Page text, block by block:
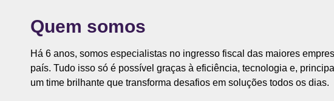
Quem somos
Há 6 anos, somos especialistas no ingresso fiscal das maiores
país. Tudo isso só é possível graças à eficiência, tecnologia e,
um time brilhante que transforma desafios em soluções todos os dias.